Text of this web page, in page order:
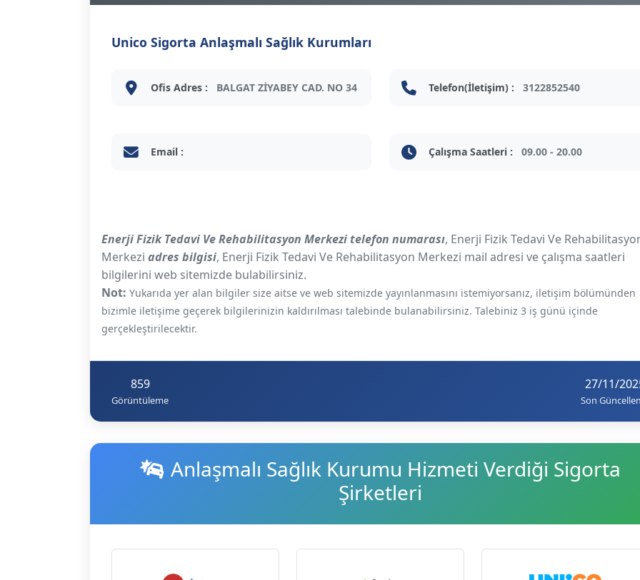
Unico Sigorta Anlaşmalı Sağlık Kurumları
Ofis Adres : BALGAT ZİYABEY CAD. NO 34 Telefon(İletişim) : 3122852540
Email : Çalışma Saatleri : 09.00 - 20.00
Enerji Fizik Tedavi Ve Rehabilitasyon Merkezi telefon numarası, Enerji Fizik Tedavi Ve
Merkezi adres bilgisi, Enerji Fizik Tedavi Ve Rehabilitasyon Merkezi mail adresi ve çalışma saatleri
bilgilerini web sitemizde bulabilirsiniz.
Not: Yukarıda yer alan bilgiler size aitse ve web sitemizde yayınlanmasını istemiyorsanız, iletişim bölümünden
bizimle iletişime geçerek bilgilerinizin kaldırılması talebinde bulanabilirsiniz. Talebiniz 3 iş günü içinde
gerçekleştirilecektir.
859
Görüntüleme
27/11/
Son
Anlaşmalı Sağlık Kurumu Hizmeti Verdiği Sigorta
Şirketleri